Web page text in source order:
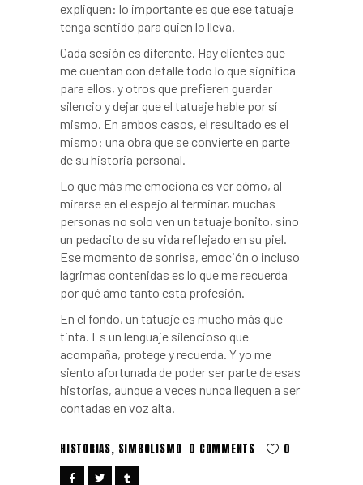
expliquen: lo importante es que ese tatuaje
tenga sentido para quien lo lleva.
Cada sesión es diferente. Hay clientes que
me cuentan con detalle todo lo que significa
para ellos, y otros que prefieren guardar
silencio y dejar que el tatuaje hable por sí
mismo. En ambos casos, el resultado es el
mismo: una obra que se convierte en parte
de su historia personal.
Lo que más me emociona es ver cómo, al
mirarse en el espejo al terminar, muchas
personas no solo ven un tatuaje bonito, sino
un pedacito de su vida reflejado en su piel.
Ese momento de sonrisa, emoción o incluso
lágrimas contenidas es lo que me recuerda
por qué amo tanto esta profesión.
En el fondo, un tatuaje es mucho más que
tinta. Es un lenguaje silencioso que
acompaña, protege y recuerda. Y yo me
siento afortunada de poder ser parte de esas
historias, aunque a veces nunca lleguen a ser
contadas en voz alta.
HISTORIAS, SIMBOLISMO 0 COMMENTS 0